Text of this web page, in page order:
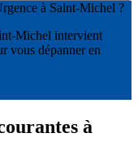
à Saint-Michel ?
Michel intervient
vous dépanner en
à